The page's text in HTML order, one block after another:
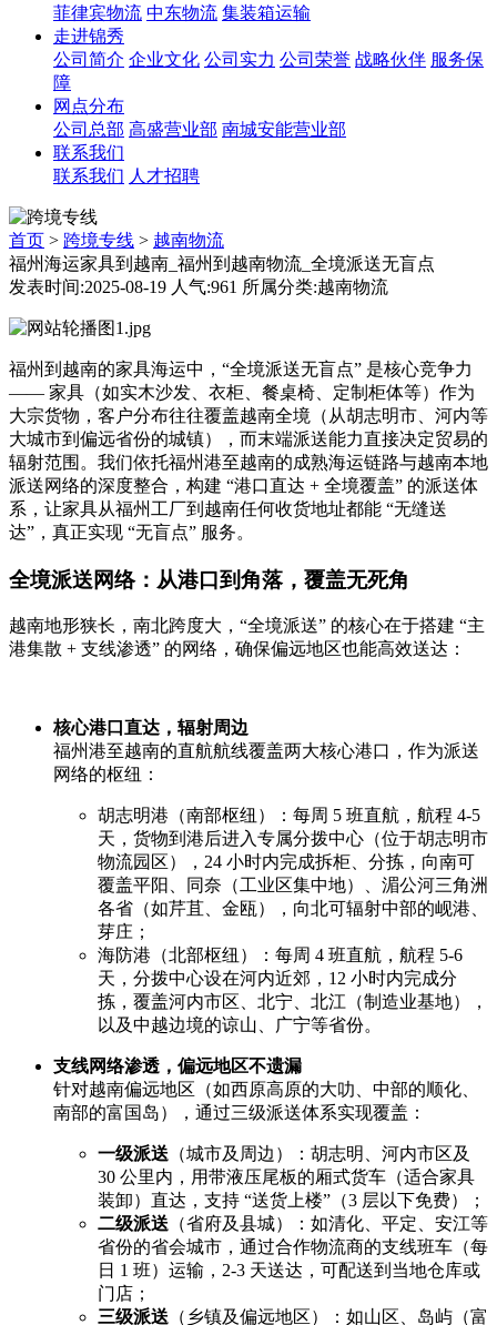
菲律宾物流 中东物流 集装箱运输
走进锦秀
公司简介 企业文化 公司实力 公司荣誉 战略伙伴 服务保
障
网点分布
公司总部 高盛营业部 南城安能营业部
联系我们
联系我们 人才招聘
首页 > 跨境专线 > 越南物流
福州海运家具到越南_福州到越南物流_全境派送无盲点​
发表时间:2025-08-19 人气:961 所属分类:越南物流
福州到越南的家具海运中，“全境派送无盲点” 是核心竞争力
—— 家具（如实木沙发、衣柜、餐桌椅、定制柜体等）作为
大宗货物，客户分布往往覆盖越南全境（从胡志明市、河内等
大城市到偏远省份的城镇），而末端派送能力直接决定贸易的
辐射范围。我们依托福州港至越南的成熟海运链路与越南本地
派送网络的深度整合，构建 “港口直达 + 全境覆盖” 的派送体
系，让家具从福州工厂到越南任何收货地址都能 “无缝送
达”，真正实现 “无盲点” 服务。
全境派送网络：从港口到角落，覆盖无死角
越南地形狭长，南北跨度大，“全境派送” 的核心在于搭建 “主
港集散 + 支线渗透” 的网络，确保偏远地区也能高效送达：
核心港口直达，辐射周边
福州港至越南的直航航线覆盖两大核心港口，作为派送
网络的枢纽：
胡志明港（南部枢纽）：每周 5 班直航，航程 4-5
天，货物到港后进入专属分拨中心（位于胡志明市
物流园区），24 小时内完成拆柜、分拣，向南可
覆盖平阳、同奈（工业区集中地）、湄公河三角洲
各省（如芹苴、金瓯），向北可辐射中部的岘港、
芽庄；
海防港（北部枢纽）：每周 4 班直航，航程 5-6
天，分拨中心设在河内近郊，12 小时内完成分
拣，覆盖河内市区、北宁、北江（制造业基地），
以及中越边境的谅山、广宁等省份。
支线网络渗透，偏远地区不遗漏
针对越南偏远地区（如西原高原的大叻、中部的顺化、
南部的富国岛），通过三级派送体系实现覆盖：
一级派送 （城市及周边）：胡志明、河内市区及
30 公里内，用带液压尾板的厢式货车（适合家具
装卸）直达，支持 “送货上楼”（3 层以下免费）；
二级派送 （省府及县城）：如清化、平定、安江等
省份的省会城市，通过合作物流商的支线班车（每
日 1 班）运输，2-3 天送达，可配送到当地仓库或
门店；
三级派送 （乡镇及偏远地区）：如山区、岛屿（富